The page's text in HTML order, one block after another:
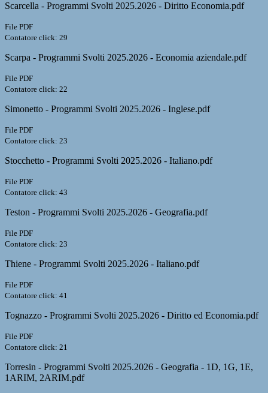
Scarcella - Programmi Svolti 2025.2026 - Diritto Economia.pdf
File PDF
Contatore click: 29
Scarpa - Programmi Svolti 2025.2026 - Economia aziendale.pdf
File PDF
Contatore click: 22
Simonetto - Programmi Svolti 2025.2026 - Inglese.pdf
File PDF
Contatore click: 23
Stocchetto - Programmi Svolti 2025.2026 - Italiano.pdf
File PDF
Contatore click: 43
Teston - Programmi Svolti 2025.2026 - Geografia.pdf
File PDF
Contatore click: 23
Thiene - Programmi Svolti 2025.2026 - Italiano.pdf
File PDF
Contatore click: 41
Tognazzo - Programmi Svolti 2025.2026 - Diritto ed Economia.pdf
File PDF
Contatore click: 21
Torresin - Programmi Svolti 2025.2026 - Geografia - 1D, 1G, 1E,
1ARIM, 2ARIM.pdf